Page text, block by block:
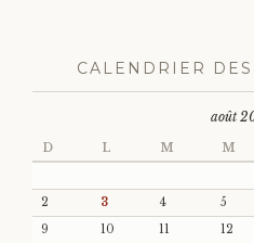
CALENDRIER
août
D L M M
2
3 4 5
9
10 11 12